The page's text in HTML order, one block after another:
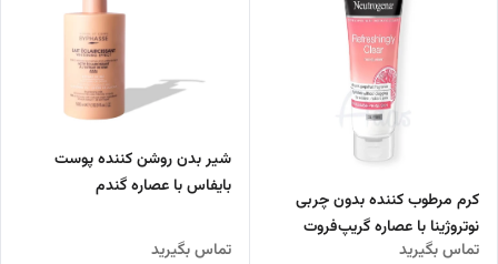
کرم مرطوب کننده بدون چربی
نوتروژینا با عصاره گریپ‌فروت
تماس بگیرید
شیر بدن روشن کننده پوست
بایفاس با عصاره گندم
تماس بگیرید